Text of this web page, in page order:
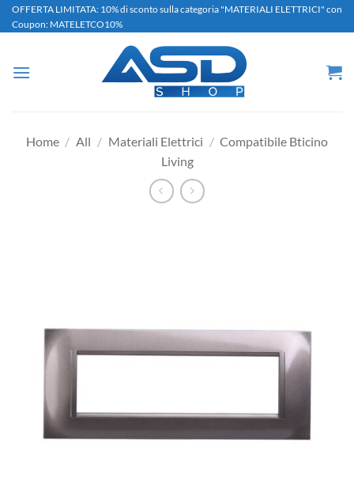
Salta
ai
OFFERTA LIMITATA: 10% di sconto sulla categoria "MATERIALI ELETTRICI" con
Coupon: MATELETCO10%
Home / All / Materiali Elettrici / Compatibile Bticino
Living